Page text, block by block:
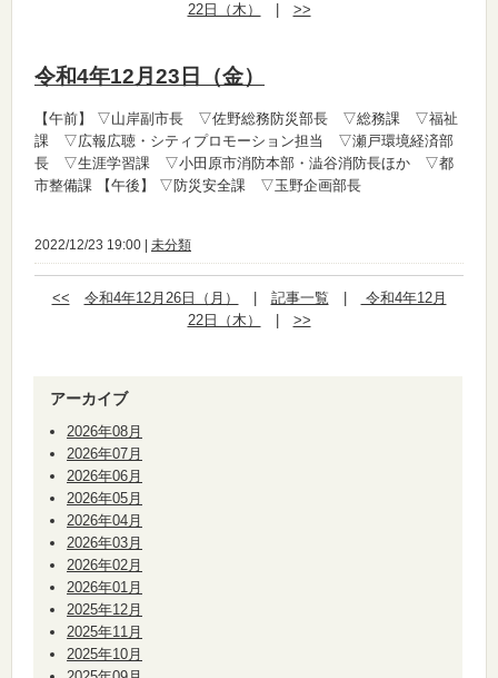
22日（木）
>>
令和4年12月23日（金）
【午前】
▽山岸副市長 ▽佐野総務防災部長 ▽総務課 ▽福祉
課 ▽広報広聴・シティプロモーション担当 ▽瀬戸環境経済部
長 ▽生涯学習課 ▽小田原市消防本部・澁谷消防長ほか ▽都
市整備課 【午後】 ▽防災安全課 ▽玉野企画部長
2022/12/23 19:00 | 未分類
<< 令和4年12月26日（月） 記事一覧
令和4年12月
22日（木）
>>
アーカイブ
2026年08月
2026年07月
2026年06月
2026年05月
2026年04月
2026年03月
2026年02月
2026年01月
2025年12月
2025年11月
2025年10月